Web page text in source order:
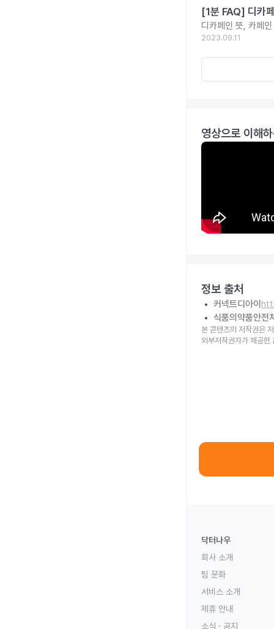
[1분 FAQ] 디카
디카페인 뜻, 카페
2023.09.11
영상으로 이해
정보 출처
커넥트디아이
식품의약품안전
본 콘텐츠의 저작권은
외부저작권자가 제공한
닥터나우
회사 소개
팀 문화
서비스 소개
제휴 안내
소식 · 공지